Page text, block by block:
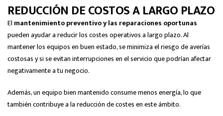
REDUCCIÓN DE COSTOS A LARGO PLAZO
El mantenimiento preventivo y las reparaciones oportunas
pueden ayudar a reducir los costes operativos a largo plazo. Al
mantener los equipos en buen estado, se minimiza el riesgo de averías
costosas y si se evitan interrupciones en el servicio que podrían afectar
negativamente a tu negocio.
Además, un equipo bien mantenido consume menos energía, lo que
también contribuye a la reducción de costes en este ámbito.